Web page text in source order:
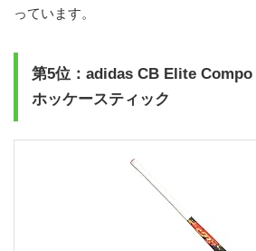
っています。
第5位：adidas CB Elite Compo
ホッケースティック